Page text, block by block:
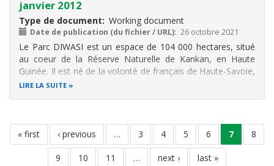
janvier 2012
Type de document Working document
Date de publication (du fichier / URL) 26 octobre 2021
Le Parc DIWASI est un espace de 104 000 hectares, situé
au coeur de la Réserve Naturelle de Kankan, en Haute
Guinée. Il est né de la volonté de français de Haute-Savoie,
Albert et Sylvie Clapasson, qui, en collaboration et
LIRE LA SUITE
Pagination
première
page
« first
page
précédente
‹ previous … page
3 page
4 page
5 page
6
page
courante
7 page
8
page
9 page
10 page
11 …
page
next ›
dernière
last »